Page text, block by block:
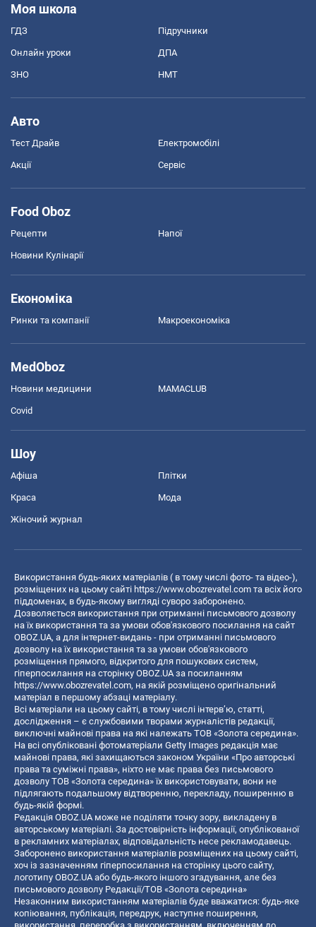
Моя школа
ГДЗ Підручники
Онлайн уроки ДПА
ЗНО НМТ
Авто
Тест Драйв Електромобілі
Акції Сервіс
Food Oboz
Рецепти Напої
Новини Кулінарії
Економіка
Ринки та компанії Макроекономіка
MedOboz
Новини медицини MAMACLUB
Covid
Шоу
Афіша Плітки
Краса Мода
Жіночий журнал
Використання будь-яких матеріалів ( в тому числі фото- та відео-),
розміщених на цьому сайті https://www.obozrevatel.com та всіх його
піддоменах, в будь-якому вигляді суворо заборонено.
Дозволяється використання при отриманні письмового дозволу
на їх використання та за умови обов'язкового посилання на сайт
OBOZ.UA, а для інтернет-видань - при отриманні письмового
дозволу на їх використання та за умови обов'язкового
розміщення прямого, відкритого для пошукових систем,
гіперпосилання на сторінку OBOZ.UA за посиланням
https://www.obozrevatel.com, на якій розміщено оригінальний
матеріал в першому абзаці матеріалу.
Всі матеріали на цьому сайті, в тому числі інтерв’ю, статті,
дослідження – є службовими творами журналістів редакції,
виключні майнові права на які належать ТОВ «Золота середина».
На всі опубліковані фотоматеріали Getty Images редакція має
майнові права, які захищаються законом України «Про авторські
права та суміжні права», ніхто не має права без письмового
дозволу ТОВ «Золота середина» їх використовувати, вони не
підлягають подальшому відтворенню, перекладу, поширенню в
будь-якій формі.
Редакція OBOZ.UA може не поділяти точку зору, викладену в
авторському матеріалі. За достовірність інформації, опублікованої
в рекламних матеріалах, відповідальність несе рекламодавець.
Заборонено використання матеріалів розміщених на цьому сайті,
хоч із зазначенням гіперпосилання на сторінку цього сайту,
логотипу OBOZ.UA або будь-якого іншого згадування, але без
письмового дозволу Редакції/ТОВ «Золота середина»
Незаконним використанням матеріалів буде вважатися: будь-яке
копiювання, публiкацiя, передрук, наступне поширення,